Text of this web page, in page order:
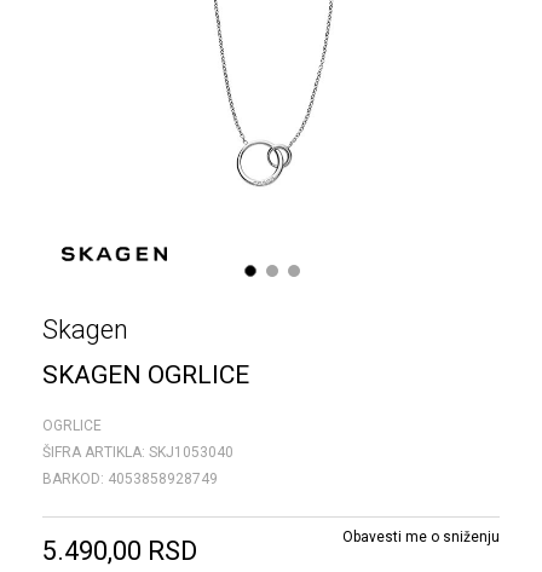
1 2 3
Skagen
SKAGEN OGRLICE
OGRLICE
ŠIFRA ARTIKLA: SKJ1053040
BARKOD: 4053858928749
5.490,00 RSD Obavesti me o sniženju